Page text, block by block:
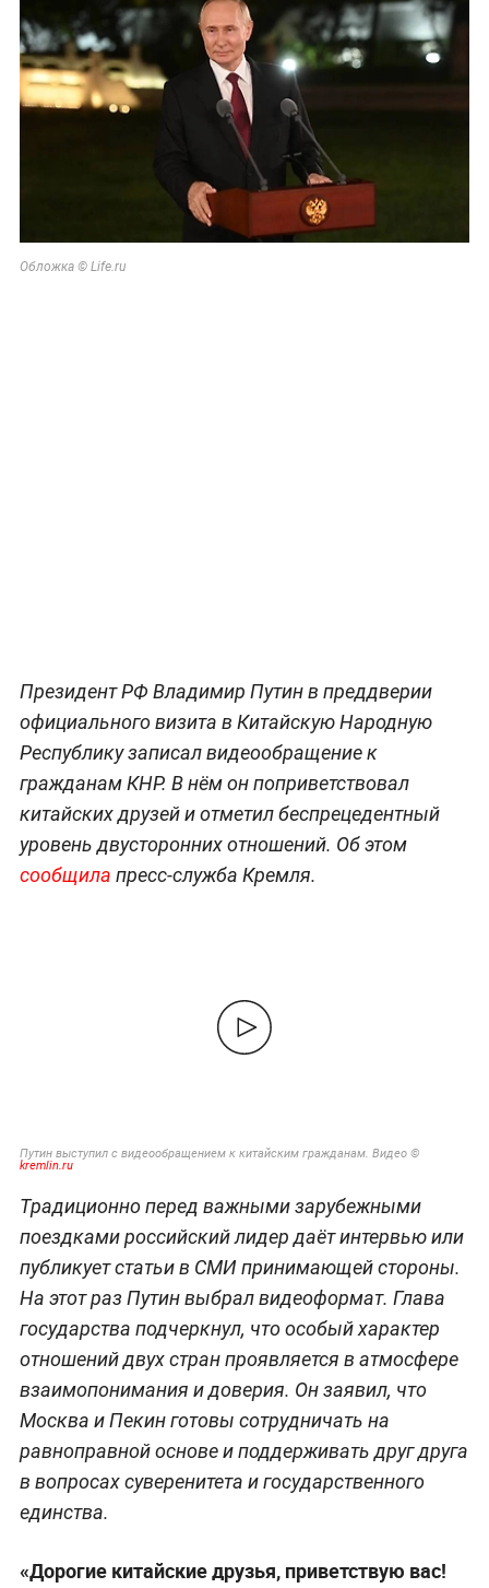
Обложка © Life.ru
Президент РФ Владимир Путин в преддверии
официального визита в Китайскую Народную
Республику записал видеообращение к
гражданам КНР. В нём он поприветствовал
китайских друзей и отметил беспрецедентный
уровень двусторонних отношений. Об этом
сообщила пресс-служба Кремля.
Путин выступил с видеообращением к китайским гражданам. Видео ©
kremlin.ru
Традиционно перед важными зарубежными
поездками российский лидер даёт интервью или
публикует статьи в СМИ принимающей стороны.
На этот раз Путин выбрал видеоформат. Глава
государства подчеркнул, что особый характер
отношений двух стран проявляется в атмосфере
взаимопонимания и доверия. Он заявил, что
Москва и Пекин готовы сотрудничать на
равноправной основе и поддерживать друг друга
в вопросах суверенитета и государственного
единства.
«Дорогие китайские друзья, приветствую вас!